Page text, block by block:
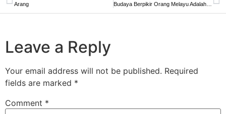
Arang Budaya Berpikir Orang Melayu Adalah Islam
Leave a Reply
Your email address will not be published. Required
fields are marked *
Comment *